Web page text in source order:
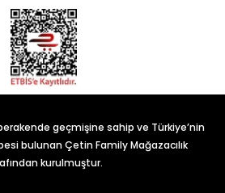
perakende geçmişine sahip ve Türkiye’nin
bulunan Çetin Family Mağazacılık
kurulmuştur.